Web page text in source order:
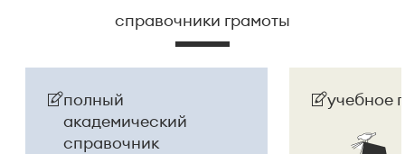
справочники грамоты
полный
академический
справочник
учебное